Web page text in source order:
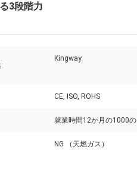
3段階力
Kingway
CE, ISO, ROHS
就業時間12か月の1000の
NG （天燃ガス）